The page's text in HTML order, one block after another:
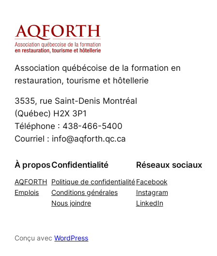
Association québécoise de la formation en
restauration, tourisme et hôtellerie
3535, rue Saint-Denis Montréal
(Québec) H2X 3P1
Téléphone : 438-466-5400
Courriel : info@aqforth.qc.ca
À propos
AQFORTH
Emplois
Confidentialité
Politique de confidentialité
Conditions générales
Nous joindre
Réseaux sociaux
Facebook
Instagram
LinkedIn
Conçu avecWordPress